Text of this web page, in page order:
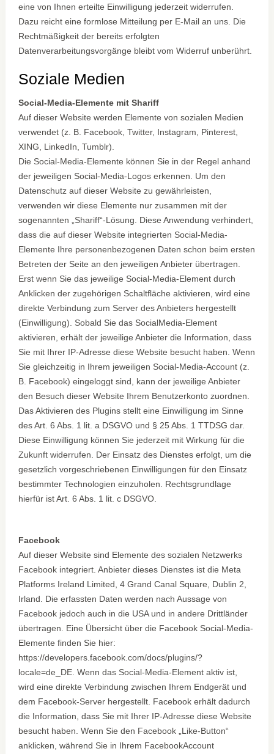
eine von Ihnen erteilte Einwilligung jederzeit widerrufen.
Dazu reicht eine formlose Mitteilung per E-Mail an uns. Die
Rechtmäßigkeit der bereits erfolgten
Datenverarbeitungsvorgänge bleibt vom Widerruf unberührt.
Soziale Medien
Social-Media-Elemente mit Shariff
Auf dieser Website werden Elemente von sozialen Medien
verwendet (z. B. Facebook, Twitter, Instagram, Pinterest,
XING, LinkedIn, Tumblr).
Die Social-Media-Elemente können Sie in der Regel anhand
der jeweiligen Social-Media-Logos erkennen. Um den
Datenschutz auf dieser Website zu gewährleisten,
verwenden wir diese Elemente nur zusammen mit der
sogenannten „Shariff“-Lösung. Diese Anwendung verhindert,
dass die auf dieser Website integrierten Social-Media-
Elemente Ihre personenbezogenen Daten schon beim ersten
Betreten der Seite an den jeweiligen Anbieter übertragen.
Erst wenn Sie das jeweilige Social-Media-Element durch
Anklicken der zugehörigen Schaltfläche aktivieren, wird eine
direkte Verbindung zum Server des Anbieters hergestellt
(Einwilligung). Sobald Sie das SocialMedia-Element
aktivieren, erhält der jeweilige Anbieter die Information, dass
Sie mit Ihrer IP-Adresse diese Website besucht haben. Wenn
Sie gleichzeitig in Ihrem jeweiligen Social-Media-Account (z.
B. Facebook) eingeloggt sind, kann der jeweilige Anbieter
den Besuch dieser Website Ihrem Benutzerkonto zuordnen.
Das Aktivieren des Plugins stellt eine Einwilligung im Sinne
des Art. 6 Abs. 1 lit. a DSGVO und § 25 Abs. 1 TTDSG dar.
Diese Einwilligung können Sie jederzeit mit Wirkung für die
Zukunft widerrufen. Der Einsatz des Dienstes erfolgt, um die
gesetzlich vorgeschriebenen Einwilligungen für den Einsatz
bestimmter Technologien einzuholen. Rechtsgrundlage
hierfür ist Art. 6 Abs. 1 lit. c DSGVO.
Facebook
Auf dieser Website sind Elemente des sozialen Netzwerks
Facebook integriert. Anbieter dieses Dienstes ist die Meta
Platforms Ireland Limited, 4 Grand Canal Square, Dublin 2,
Irland. Die erfassten Daten werden nach Aussage von
Facebook jedoch auch in die USA und in andere Drittländer
übertragen. Eine Übersicht über die Facebook Social-Media-
Elemente finden Sie hier:
https://developers.facebook.com/docs/plugins/?
locale=de_DE. Wenn das Social-Media-Element aktiv ist,
wird eine direkte Verbindung zwischen Ihrem Endgerät und
dem Facebook-Server hergestellt. Facebook erhält dadurch
die Information, dass Sie mit Ihrer IP-Adresse diese Website
besucht haben. Wenn Sie den Facebook „Like-Button“
anklicken, während Sie in Ihrem FacebookAccount